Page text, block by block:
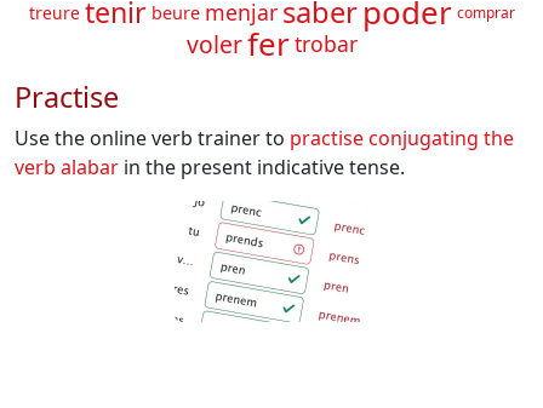
treure tenir beure menjar saber poder comprar
volerfertrobar
Practise
Use the online verb trainer to practise conjugating the
verb alabar in the present indicative tense.